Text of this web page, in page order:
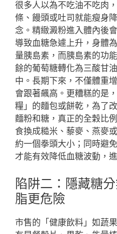
很多人以為不吃油不吃肉
條、饅頭或吐司就能瘦身
念。精緻澱粉進入體內後
導致血糖急遽上升，身體
量胰島素，而胰島素的功
餘的葡萄糖轉化為三酸甘
中。長期下來，不僅體重
會跟著飆高。更糟糕的是
糧」的麵包或餅乾，為了
麵粉和糖，真正的全穀比
食換成糙米、藜麥、燕麥
約一個拳頭大小；同時避
才能有效降低血糖波動，
陷阱二：隱藏糖
脂更危險
市售的「健康飲料」如蔬